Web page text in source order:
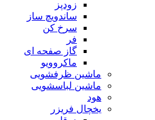
زودپز
ساندویچ ساز
سرخ کن
فر
گاز صفحه ای
ماکروویو
ماشین ظرفشویی
ماشین لباسشویی
هود
یخچال فریزر